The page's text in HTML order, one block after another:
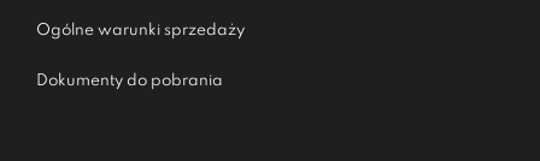
Ogólne warunki sprzedaży
Dokumenty do pobrania